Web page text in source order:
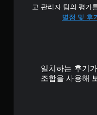
고 관리자 팀의 평가
별점 및 후
일치하는 후기
조합을 사용해